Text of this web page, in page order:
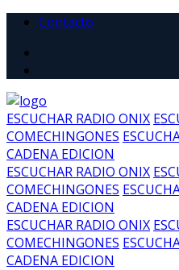
Contacto
ESCUCHAR RADIO ONIX
COMECHINGONES
CADENA EDICION
ESCUCHAR RADIO ONIX
COMECHINGONES
CADENA EDICION
ESCUCHAR RADIO ONIX
COMECHINGONES
CADENA EDICION